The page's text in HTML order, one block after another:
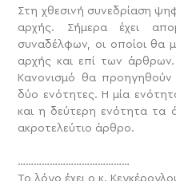
Στη χθεσινή συνεδρίαση
αρχής. Σήμερα έχει
συναδέλφων, οι οποίοι θα
αρχής και επί των
Κανονισμό θα προηγηθούν
δύο ενότητες. Η μία
και η δεύτερη ενότητα τα
ακροτελεύτιο άρθρο.
……………………………………